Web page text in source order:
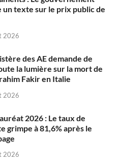
un texte sur le prix public de
2026
des AE demande de
la lumière sur la mort de
Fakir en Italie
2026
2026 : Le taux de
grimpe à 81,6% après le
2026